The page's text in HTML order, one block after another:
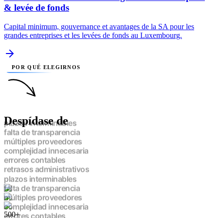
& levée de fonds
Capital minimum, gouvernance et avantages de la SA pour les
grandes entreprises et les levées de fonds au Luxembourg.
POR QUÉ ELEGIRNOS
Despídase de
plazos interminables
falta de transparencia
múltiples proveedores
complejidad innecesaria
errores contables
retrasos administrativos
plazos interminables
falta de transparencia
múltiples proveedores
complejidad innecesaria
errores contables
500+